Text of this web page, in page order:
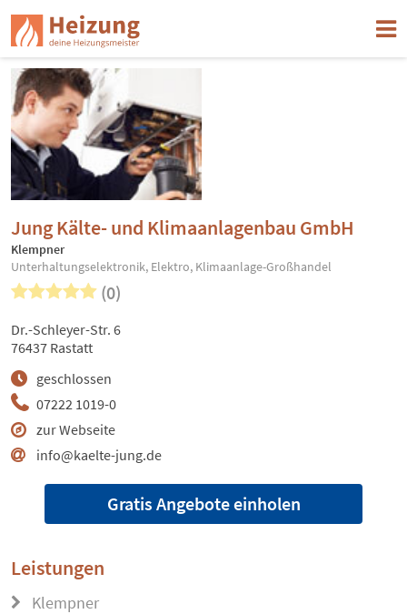
Jung Kälte- und Klimaanlagenbau GmbH
Klempner
Unterhaltungselektronik, Elektro, Klimaanlage-Großhandel
(0)
07222 1019-0
zur Webseite
info@kaelte-jung.de
geschlossen
Dr.-Schleyer-Str. 6
76437 Rastatt
Gratis Angebote einholen
Leistungen
Klempner